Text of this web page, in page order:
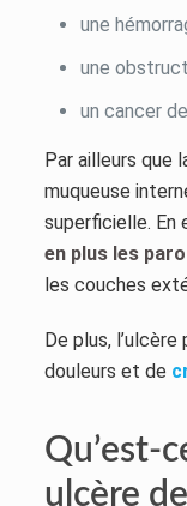
une
une
un cancer
Par ailleurs que
muqueuse
superficielle.
en plus les
les couches
De plus,
douleurs et de
Qu’est-
ulcère